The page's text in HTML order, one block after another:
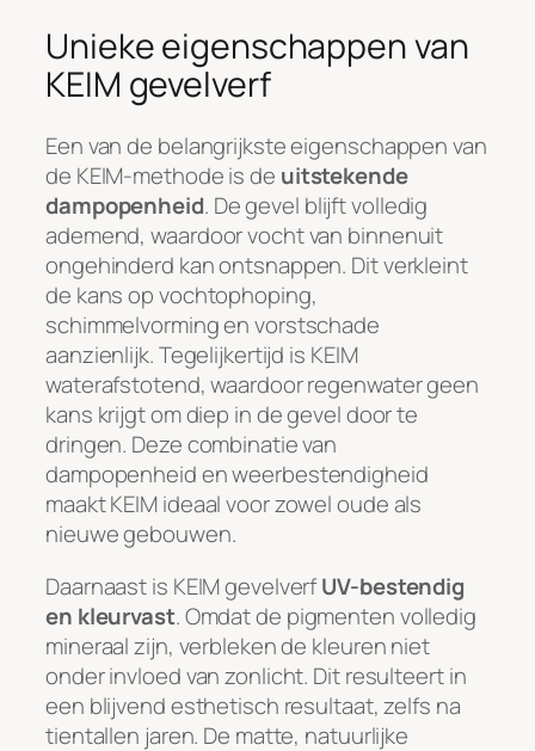
Unieke eigenschappen van
KEIM gevelverf
Een van de belangrijkste eigenschappen van
de KEIM-methode is de uitstekende
dampopenheid. De gevel blijft volledig
ademend, waardoor vocht van binnenuit
ongehinderd kan ontsnappen. Dit verkleint
de kans op vochtophoping,
schimmelvorming en vorstschade
aanzienlijk. Tegelijkertijd is KEIM
waterafstotend, waardoor regenwater geen
kans krijgt om diep in de gevel door te
dringen. Deze combinatie van
dampopenheid en weerbestendigheid
maakt KEIM ideaal voor zowel oude als
nieuwe gebouwen.
Daarnaast is KEIM gevelverfUV-bestendig
en kleurvast. Omdat de pigmenten volledig
mineraal zijn, verbleken de kleuren niet
onder invloed van zonlicht. Dit resulteert in
een blijvend esthetisch resultaat, zelfs na
tientallen jaren. De matte, natuurlijke